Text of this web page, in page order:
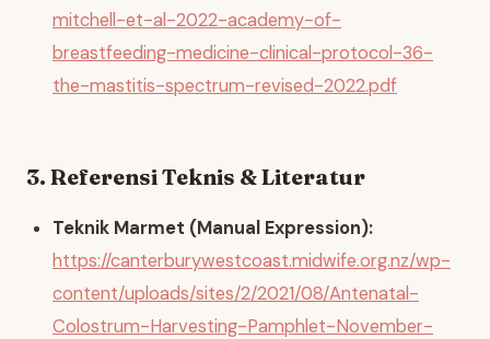
mitchell-et-al-2022-academy-of-
breastfeeding-medicine-clinical-protocol-36-
the-mastitis-spectrum-revised-2022.pdf
3. Referensi Teknis & Literatur
Teknik Marmet (Manual Expression):
https://canterburywestcoast.midwife.org.nz/wp-
content/uploads/sites/2/2021/08/Antenatal-
Colostrum-Harvesting-Pamphlet-November-